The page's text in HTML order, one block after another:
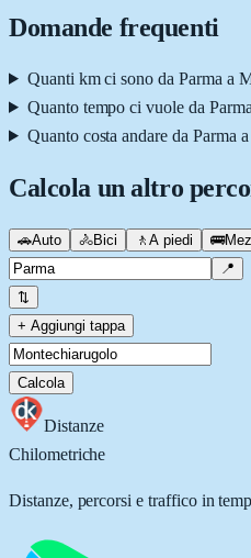
Domande frequenti
Quanti km ci sono da Parma a
Quanto tempo ci vuole da
Quanto costa andare da Parma
Calcola un altro
🚗Auto 🚴Bici 🚶 A piedi 🚌
📍
⇅
+ Aggiungi tappa
Calcola
Distanze
Chilometriche
Distanze, percorsi e traffico in